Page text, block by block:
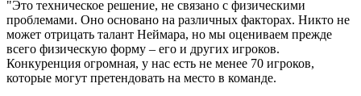
"Это техническое решение, не связано с физическими
проблемами. Оно основано на различных факторах. Никто не
может отрицать талант Неймара, но мы оцениваем прежде
всего физическую форму – его и других игроков.
Конкуренция огромная, у нас есть не менее 70 игроков,
которые могут претендовать на место в команде.